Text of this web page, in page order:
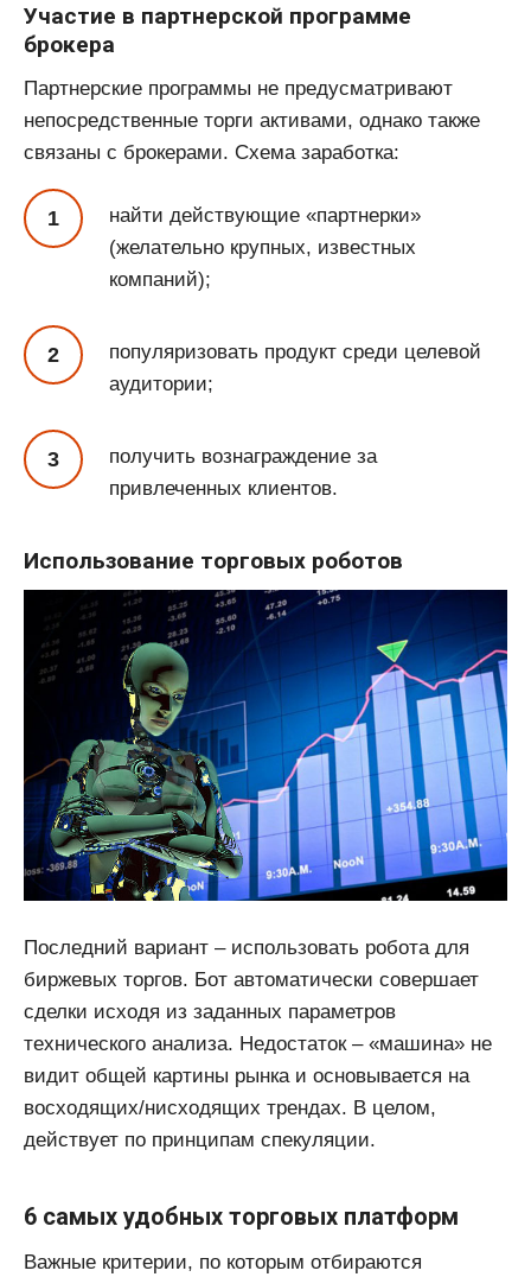
Участие в партнерской программе
брокера
Партнерские программы не предусматривают
непосредственные торги активами, однако также
связаны с брокерами. Схема заработка:
найти действующие «партнерки»
(желательно крупных, известных
компаний);
популяризовать продукт среди целевой
аудитории;
получить вознаграждение за
привлеченных клиентов.
Использование торговых роботов
Последний вариант – использовать робота для
биржевых торгов. Бот автоматически совершает
сделки исходя из заданных параметров
технического анализа. Недостаток – «машина» не
видит общей картины рынка и основывается на
восходящих/нисходящих трендах. В целом,
действует по принципам спекуляции.
6 самых удобных торговых платформ
Важные критерии, по которым отбираются